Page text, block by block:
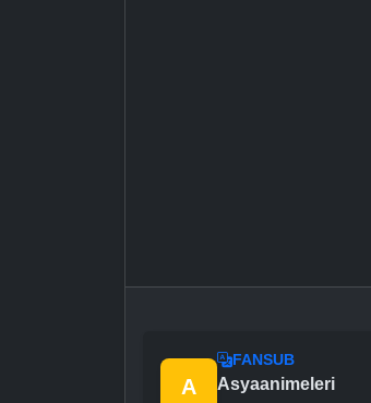
A
FANSUB
Asyaanimeleri